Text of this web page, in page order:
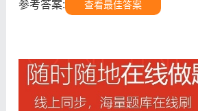
参考答案: 查看最佳答案